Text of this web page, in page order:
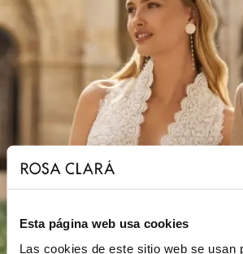
Esta página web usa cookies
Las cookies de este sitio web se usan